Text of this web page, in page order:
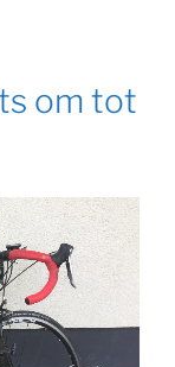
om tot